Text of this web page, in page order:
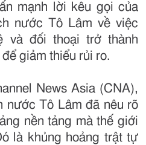
mạnh lời kêu gọi của
nước Tô Lâm về việc
và đối thoại trở thành
giảm thiểu rủi ro.
News Asia (CNA),
nước Tô Lâm đã nêu rõ
nền tảng mà thế giới
là khủng hoảng trật tự